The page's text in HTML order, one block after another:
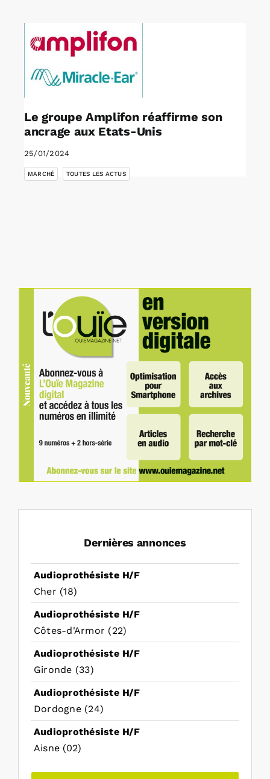
Annonces emploi
Le groupe Amplifon réaffirme son
ancrage aux Etats-Unis
25/01/2024
MARCHÉ
,
TOUTES LES ACTUS
Dernières annonces
Audioprothésiste H/F
Cher (18)
Audioprothésiste H/F
Côtes-d'Armor (22)
Audioprothésiste H/F
Gironde (33)
Audioprothésiste H/F
Dordogne (24)
Audioprothésiste H/F
Aisne (02)